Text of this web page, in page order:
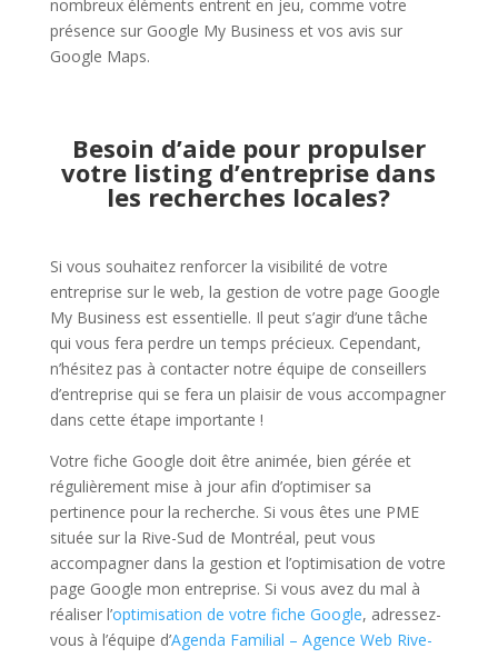
nombreux éléments entrent en jeu, comme votre
présence sur Google My Business et vos avis sur
Google Maps.
Besoin d’aide pour propulser
votre listing d’entreprise dans
les recherches locales?
Si vous souhaitez renforcer la visibilité de votre
entreprise sur le web, la gestion de votre page Google
My Business est essentielle. Il peut s’agir d’une tâche
qui vous fera perdre un temps précieux. Cependant,
n’hésitez pas à contacter notre équipe de conseillers
d’entreprise qui se fera un plaisir de vous accompagner
dans cette étape importante !
Votre fiche Google doit être animée, bien gérée et
régulièrement mise à jour afin d’optimiser sa
pertinence pour la recherche. Si vous êtes une PME
située sur la Rive-Sud de Montréal, peut vous
accompagner dans la gestion et l’optimisation de votre
page Google mon entreprise. Si vous avez du mal à
réaliser l’optimisation de votre fiche Google, adressez-
vous à l’équipe d’Agenda Familial – Agence Web Rive-